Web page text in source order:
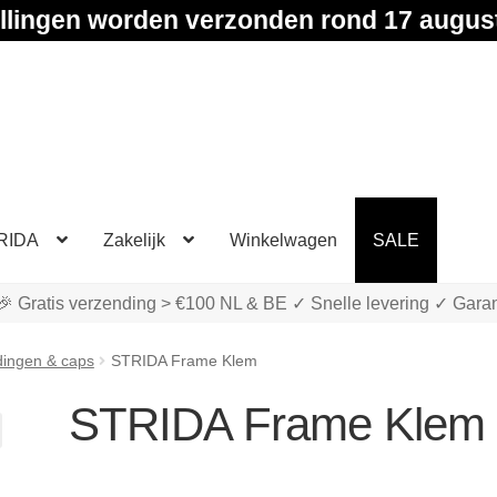
worden verzonden rond 17
Zakelijk Winkelwagen SALE
Gratis verzending > €100 NL & BE ✓ Snelle levering ✓
& caps STRIDA Frame Klem
STRIDA Frame Klem